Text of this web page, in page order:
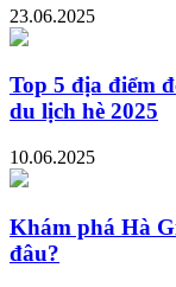
23.06.2025
Top 5 địa điểm
du lịch hè 2025
10.06.2025
Khám phá Hà
đâu?